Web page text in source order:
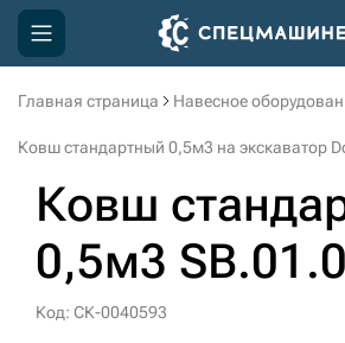
Главная страница Навесное
Ковш стандартный 0,5м3 на экскаватор
Ковш
0,5м3
Код: СК-0040593
Компания
Доставка и оплата
Информация
Контакты